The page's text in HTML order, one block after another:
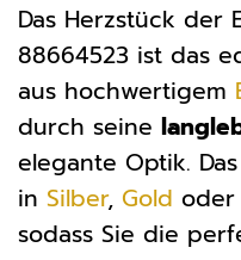
Das Herzstück der
88664523 ist das
aus hochwertigem
durch seine
elegante Optik.
in Silber, Gold oder
sodass Sie die